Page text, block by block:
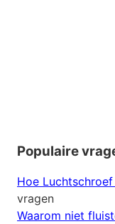
Populaire
Hoe
vragen
Waarom niet